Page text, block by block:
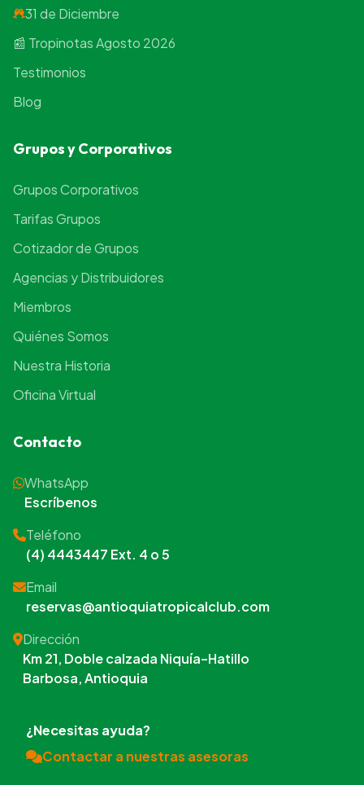
31 de Diciembre
📰 Tropinotas Agosto 2026
Testimonios
Blog
Grupos y Corporativos
Grupos Corporativos
Tarifas Grupos
Cotizador de Grupos
Agencias y Distribuidores
Miembros
Quiénes Somos
Nuestra Historia
Oficina Virtual
Contacto
WhatsApp
Escríbenos
Teléfono
(4) 4443447 Ext. 4 o 5
Email
reservas@antioquiatropicalclub.com
Dirección
Km 21, Doble calzada Niquía–Hatillo
Barbosa, Antioquia
¿Necesitas ayuda?
Contactar a nuestras asesoras